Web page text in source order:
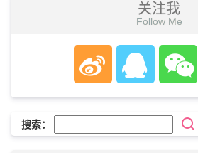
关注我
Follow Me
搜索：